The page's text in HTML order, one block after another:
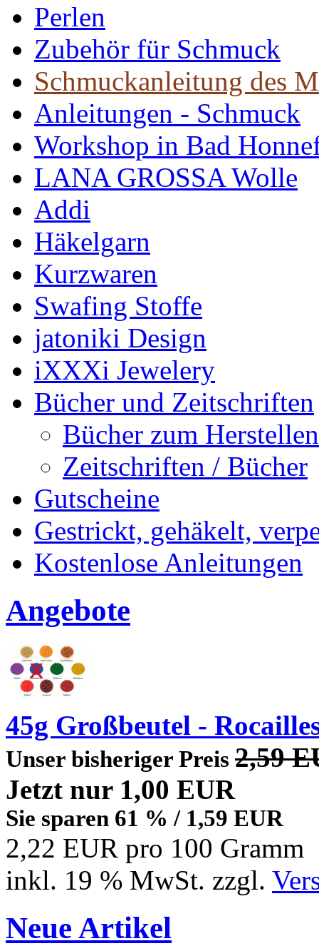
Perlen
Zubehör für Schmuck
Schmuckanleitung des
Anleitungen - Schmuck
Workshop in Bad
LANA GROSSA Wolle
Addi
Häkelgarn
Kurzwaren
Swafing Stoffe
jatoniki Design
iXXXi Jewelery
Bücher und Zeitschriften
Bücher zum
Zeitschriften / Bücher
Gutscheine
Gestrickt, gehäkelt,
Kostenlose Anleitungen
Angebote
45g Großbeutel -
Unser bisheriger Preis 2,59
Jetzt nur 1,00 EUR
Sie sparen 61 % / 1,59 EUR
2,22 EUR pro 100 Gramm
inkl. 19 % MwSt. zzgl.
Neue Artikel